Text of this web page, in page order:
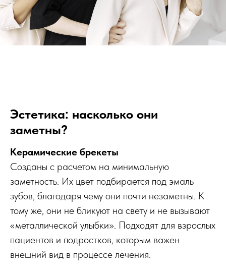
Эстетика: насколько они
заметны?
Керамические брекеты
Созданы с расчетом на минимальную
заметность. Их цвет подбирается под эмаль
зубов, благодаря чему они почти незаметны. К
тому же, они не бликуют на свету и не вызывают
«металлической улыбки». Подходят для взрослых
пациентов и подростков, которым важен
внешний вид в процессе лечения.